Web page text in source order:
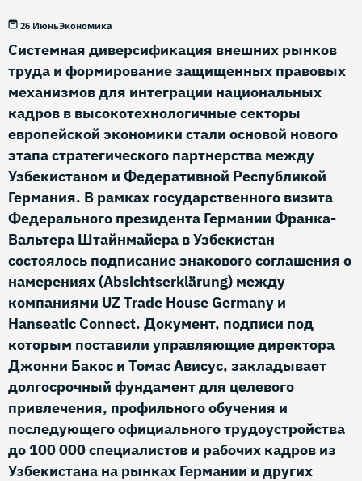
26 ИюньЭкономика
Системная диверсификация внешних рынков
труда и формирование защищенных правовых
механизмов для интеграции национальных
кадров в высокотехнологичные секторы
европейской экономики стали основой нового
этапа стратегического партнерства между
Узбекистаном и Федеративной Республикой
Германия. В рамках государственного визита
Федерального президента Германии Франка-
Вальтера Штайнмайера в Узбекистан
состоялось подписание знакового соглашения о
намерениях (Absichtserklärung) между
компаниями UZ Trade House Germany и
Hanseatic Connect. Документ, подписи под
которым поставили управляющие директора
Джонни Бакос и Томас Ависус, закладывает
долгосрочный фундамент для целевого
привлечения, профильного обучения и
последующего официального трудоустройства
до 100 000 специалистов и рабочих кадров из
Узбекистана на рынках Германии и других